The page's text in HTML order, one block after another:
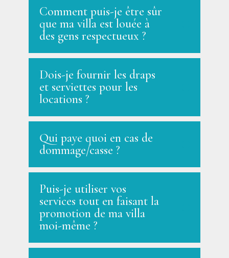
Comment puis-je être sûr
que ma villa est louée à
des gens respectueux ?
Dois-je fournir les draps
et serviettes pour les
locations ?
Qui paye quoi en cas de
dommage/casse ?
Puis-je utiliser vos
services tout en faisant la
promotion de ma villa
moi-même ?